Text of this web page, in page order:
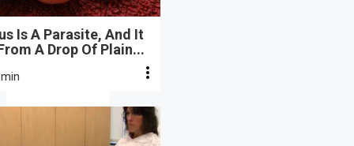
Is A Parasite, And It
A Drop Of Plain...